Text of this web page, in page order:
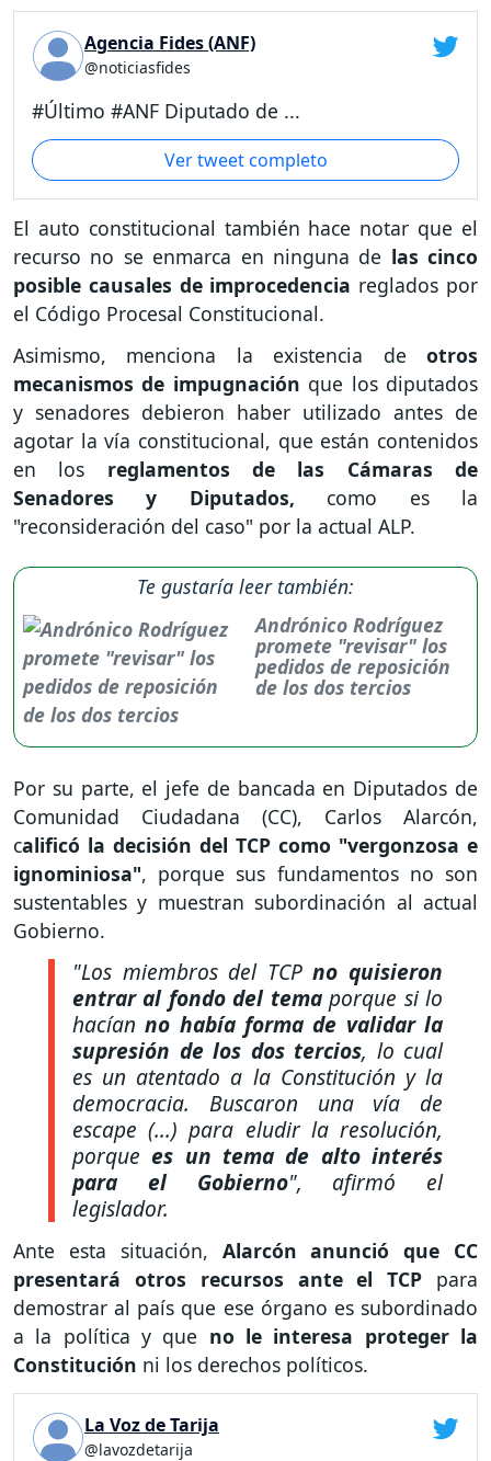
Agencia Fides (ANF)
@noticiasfides
#Último #ANF Diputado de ...
Ver tweet completo
El auto constitucional también hace notar que el
recurso no se enmarca en ninguna de las cinco
posible causales de improcedencia reglados por
el Código Procesal Constitucional.
Asimismo, menciona la existencia de otros
mecanismos de impugnación que los diputados
y senadores debieron haber utilizado antes de
agotar la vía constitucional, que están contenidos
en los reglamentos de las Cámaras de
Senadores y Diputados, como es la
"reconsideración del caso" por la actual ALP.
Te gustaría leer también:
Andrónico Rodríguez
promete "revisar" los
pedidos de reposición
de los dos tercios
Por su parte, el jefe de bancada en Diputados de
Comunidad Ciudadana (CC), Carlos Alarcón,
calificó la decisión del TCP como "vergonzosa e
ignominiosa", porque sus fundamentos no son
sustentables y muestran subordinación al actual
Gobierno.
"Los miembros del TCPno quisieron
entrar al fondo del temaporque si lo
hacíanno había forma de validar la
supresión de los dos tercios, lo cual
es un atentado a la Constitución y la
democracia. Buscaron una vía de
escape (...) para eludir la resolución,
porque es un tema de alto interés
para el Gobierno", afirmó el
legislador.
Ante esta situación, Alarcón anunció que CC
presentará otros recursos ante el TCP para
demostrar al país que ese órgano es subordinado
a la política y que no le interesa proteger la
Constitución ni los derechos políticos.
La Voz de Tarija
@lavozdetarija